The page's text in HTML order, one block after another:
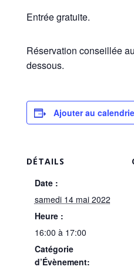
Entrée gratuite.
Réservation conseillée
dessous.
Ajouter au
DÉTAILS
Date :
samedi 14 mai 2022
Heure :
16:00 à 17:00
Catégorie
d’Évènement: